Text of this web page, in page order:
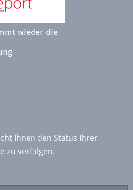
wieder die
Ihnen den Status Ihrer
zu verfolgen.